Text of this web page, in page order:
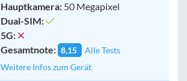
Hauptkamera: 50 Megapixel
Dual-SIM:
5G:
Gesamtnote: 8,15
Alle Tests
Weitere Infos zum Gerät